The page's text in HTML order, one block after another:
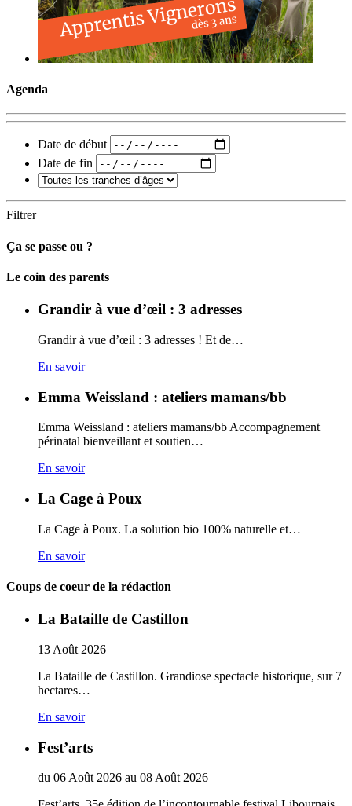
Agenda
Date de début
Date de fin
Filtrer
Ça se passe ou ?
Carto
Le coin des parents
Grandir à vue d’œil : 3 adresses
Grandir à vue d’œil : 3 adresses ! Et de…
En savoir
Emma Weissland : ateliers mamans/bb
Emma Weissland : ateliers mamans/bb Accompagnement
périnatal bienveillant et soutien…
En savoir
La Cage à Poux
La Cage à Poux. La solution bio 100% naturelle et…
En savoir
Coups de coeur de la rédaction
La Bataille de Castillon
13 Août 2026
La Bataille de Castillon. Grandiose spectacle historique, sur 7
hectares…
En savoir
Fest’arts
du 06Août 2026 au 08Août 2026